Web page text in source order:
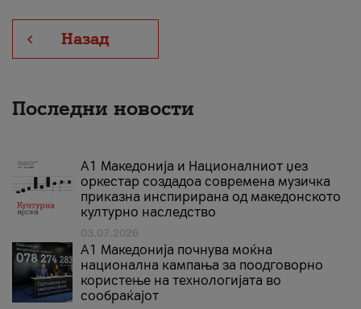
Назад
Последни новости
А1 Македонија и Националниот џез
оркестар создадоа современа музичка
приказна инспирирана од македонското
културно наследство
03.07.2026
A1 Македонија почнува моќна
национална кампања за поодговорно
користење на технологијата во
сообраќајот